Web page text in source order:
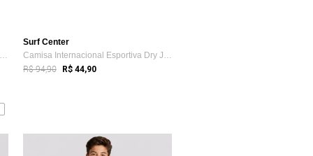
Camisa Barcelona Rivales Juvenil Marinho
Surf Center
Camisa Internacional Esportiva Dry Juven...
R$ 94,90 R$ 44,90